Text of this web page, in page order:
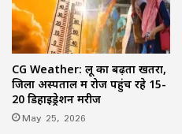
CG Weather: लू का बढ़ता खतरा,
जिला अस्पताल में रोज पहुंच रहे 15-
20 डिहाइड्रेशन मरीज
May 25, 2026